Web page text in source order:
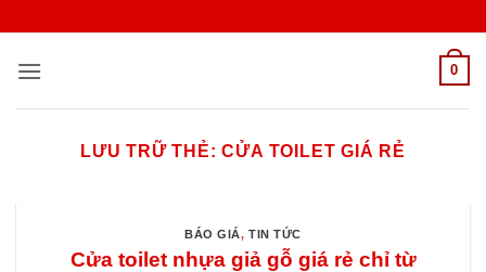
nội
0
LƯU TRỮ THẺ:CỬA TOILET GIÁ RẺ
BÁO GIÁ,TIN TỨC
Cửa toilet nhựa giả gỗ giá rẻ chỉ từ